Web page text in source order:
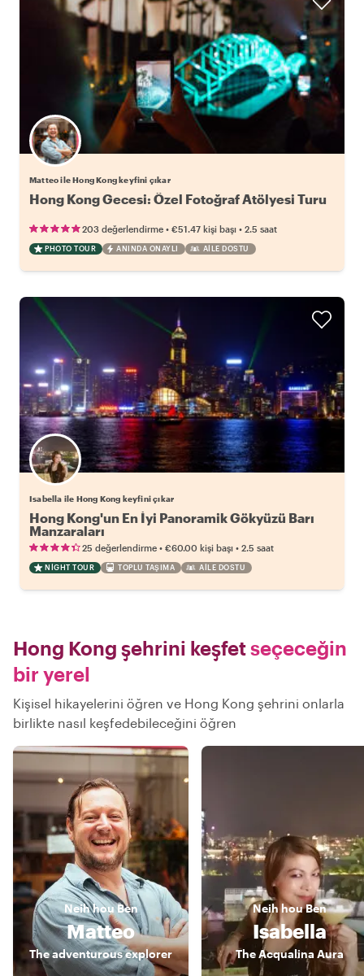
Matteo ile Hong Kong keyfini çıkar
Hong Kong Gecesi: Özel Fotoğraf Atölyesi Turu
203 değerlendirme • €51.47 kişi başı • 2.5 saat
PHOTO TOUR ANINDA ONAYLI AILE DOSTU
Isabella ile Hong Kong keyfini çıkar
Hong Kong'un En İyi Panoramik Gökyüzü Barı
Manzaraları
25 değerlendirme • €60.00 kişi başı • 2.5 saat
NIGHT TOUR TOPLU TAŞIMA AILE DOSTU
Hong Kong şehrini keşfetseçeceğin
bir yerel
Kişisel hikayelerini öğren ve Hong Kong şehrini onlarla
birlikte nasıl keşfedebileceğini öğren
Neih houBen
Matteo
The adventurous explorer
Neih houBen
Isabella
The Acqualina Aura